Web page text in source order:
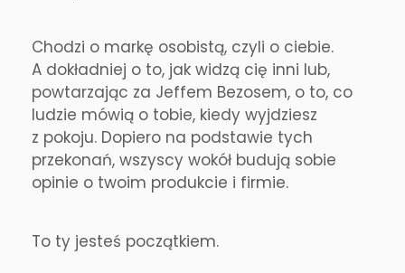
Chodzi o markę osobistą, czyli o ciebie.
A dokładniej o to, jak widzą cię inni lub,
powtarzając za Jeffem Bezosem, o to, co
ludzie mówią o tobie, kiedy wyjdziesz
z pokoju. Dopiero na podstawie tych
przekonań, wszyscy wokół budują sobie
opinie o twoim produkcie i firmie.
To ty jesteś początkiem.